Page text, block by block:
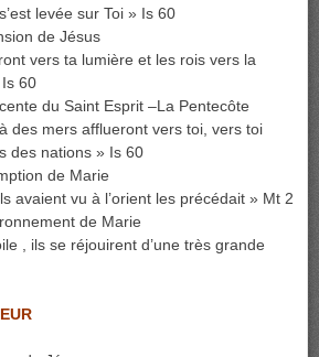
levée sur Toi » Is 60
de Jésus
vers ta lumière et les rois vers la
60
du Saint Esprit –La Pentecôte
des mers afflueront vers toi, vers toi
des nations » Is 60
de Marie
avaient vu à l’orient les précédait » Mt 2
de Marie
, ils se réjouirent d’une très grande